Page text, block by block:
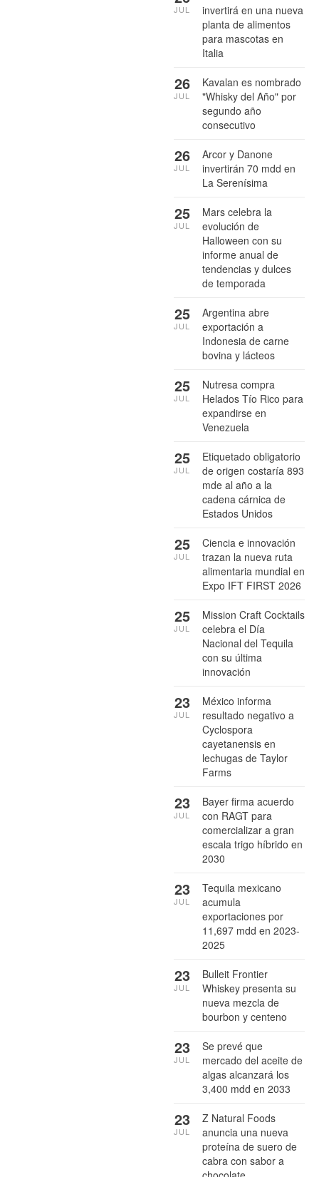
invertirá en una nueva
planta de alimentos
para mascotas en
Italia
JUL
Kavalan es nombrado
"Whisky del Año" por
segundo año
consecutivo
26
JUL
Arcor y Danone
invertirán 70 mdd en
La Serenísima
26
JUL
Mars celebra la
evolución de
Halloween con su
informe anual de
tendencias y dulces
de temporada
25
JUL
Argentina abre
exportación a
Indonesia de carne
bovina y lácteos
25
JUL
Nutresa compra
Helados Tío Rico para
expandirse en
Venezuela
25
JUL
Etiquetado obligatorio
de origen costaría 893
mde al año a la
cadena cárnica de
Estados Unidos
25
JUL
Ciencia e innovación
trazan la nueva ruta
alimentaria mundial en
Expo IFT FIRST 2026
25
JUL
Mission Craft Cocktails
celebra el Día
Nacional del Tequila
con su última
innovación
25
JUL
México informa
resultado negativo a
Cyclospora
cayetanensis en
lechugas de Taylor
Farms
23
JUL
Bayer firma acuerdo
con RAGT para
comercializar a gran
escala trigo híbrido en
2030
23
JUL
Tequila mexicano
acumula
exportaciones por
11,697 mdd en 2023-
2025
23
JUL
Bulleit Frontier
Whiskey presenta su
nueva mezcla de
bourbon y centeno
23
JUL
Se prevé que
mercado del aceite de
algas alcanzará los
3,400 mdd en 2033
23
JUL
Z Natural Foods
anuncia una nueva
proteína de suero de
cabra con sabor a
23
JUL